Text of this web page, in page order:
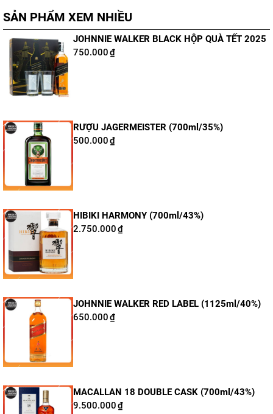
SẢN PHẨM XEM NHIỀU
JOHNNIE WALKER BLACK HỘP QUÀ TẾT 2025
750.000₫
RƯỢU JAGERMEISTER (700ml/35%)
500.000₫
HIBIKI HARMONY (700ml/43%)
2.750.000₫
JOHNNIE WALKER RED LABEL (1125ml/40%)
650.000₫
MACALLAN 18 DOUBLE CASK (700ml/43%)
9.500.000₫